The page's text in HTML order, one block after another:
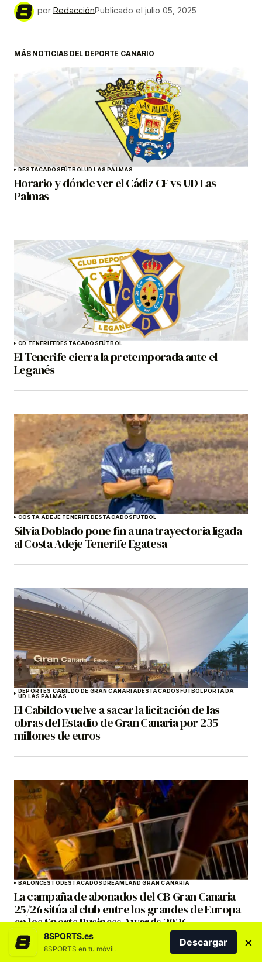
por RedacciónPublicado el julio 05, 2025
MÁS NOTICIAS DEL DEPORTE CANARIO
DESTACADOSFÚTBOLUD LAS PALMAS
Horario y dónde ver el Cádiz CF vs UD Las
Palmas
CD TENERIFEDESTACADOSFÚTBOL
El Tenerife cierra la pretemporada ante el
Leganés
COSTA ADEJE TENERIFEDESTACADOSFÚTBOL
Silvia Doblado pone fin a una trayectoria ligada
al Costa Adeje Tenerife Egatesa
DEPORTES CABILDO DE GRAN CANARIADESTACADOSFÚTBOLPORTADA
UD LAS PALMAS
El Cabildo vuelve a sacar la licitación de las
obras del Estadio de Gran Canaria por 235
millones de euros
BALONCESTODESTACADOSDREAMLAND GRAN CANARIA
La campaña de abonados del CB Gran Canaria
25/26 sitúa al club entre los grandes de Europa
en los Sports Business Awards 2026
8SPORTS.es
8SPORTS en tu móvil.
Descargar ×